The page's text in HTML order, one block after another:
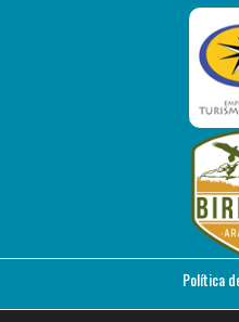
Política